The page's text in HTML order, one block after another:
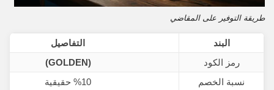
طريقة التوفير على المقاضي
البند
التفاصيل
رمز الكود
(GOLDEN)
نسبة الخصم
%10 حقيقية